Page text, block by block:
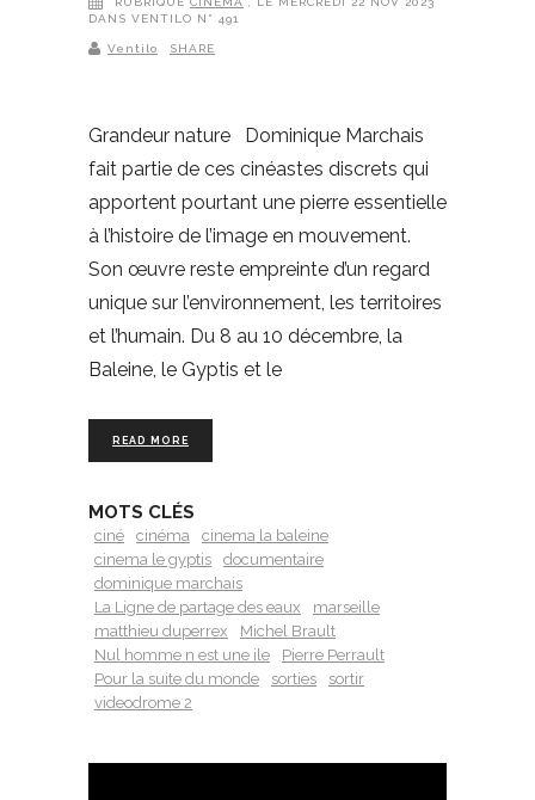
DANS VENTILO N° 491
Ventilo SHARE
Grandeur nature Dominique Marchais
fait partie de ces cinéastes discrets qui
apportent pourtant une pierre essentielle
à l’histoire de l’image en mouvement.
Son œuvre reste empreinte d’un regard
unique sur l’environnement, les territoires
et l’humain. Du 8 au 10 décembre, la
Baleine, le Gyptis et le
READ MORE
MOTS CLÉS
ciné cinéma
cinema la baleine
cinema le gyptis
documentaire
dominique marchais
La Ligne de partage des eaux
marseille
matthieu duperrex
Michel Brault
Nul homme n est une ile
Pierre Perrault
Pour la suite du monde
sorties
sortir
videodrome 2